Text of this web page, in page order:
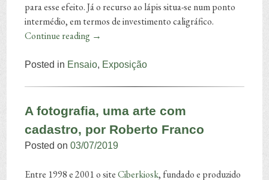
para esse efeito. Já o recurso ao lápis situa-se num ponto
intermédio, em termos de investimento caligráfico.
Continue reading →
Posted in Ensaio, Exposição
A fotografia, uma arte com
cadastro, por Roberto Franco
Posted on03/07/2019
Entre 1998 e 2001 o siteCiberkiosk, fundado e produzido